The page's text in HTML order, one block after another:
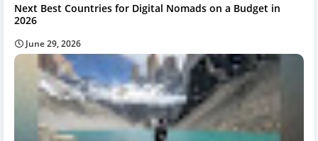
Next Best Countries for Digital Nomads on a Budget in
2026
June 29, 2026